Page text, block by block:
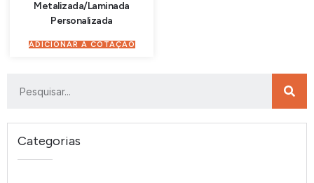
Categorias
Metalizada/Laminada
Personalizada
ADICIONAR À COTAÇÃO